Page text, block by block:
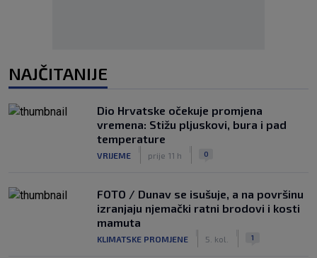
NAJČITANIJE
Dio Hrvatske očekuje promjena
vremena: Stižu pljuskovi, bura i pad
temperature
VRIJEME prije 11 h 0
FOTO / Dunav se isušuje, a na površinu
izranjaju njemački ratni brodovi i kosti
mamuta
KLIMATSKE PROMJENE 5. kol. 1